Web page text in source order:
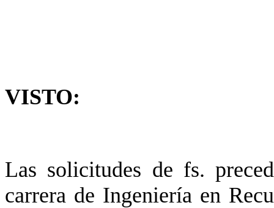
VISTO:
Las solicitudes de fs.
carrera de Ingeniería en